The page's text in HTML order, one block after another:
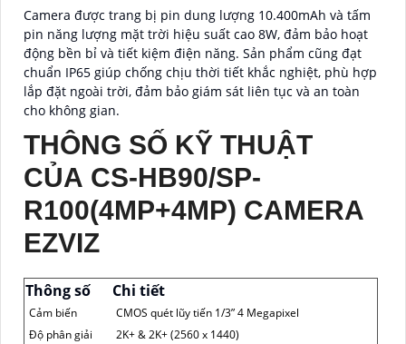
Camera được trang bị pin dung lượng 10.400mAh và tấm
pin năng lượng mặt trời hiệu suất cao 8W, đảm bảo hoạt
động bền bỉ và tiết kiệm điện năng. Sản phẩm cũng đạt
chuẩn IP65 giúp chống chịu thời tiết khắc nghiệt, phù hợp
lắp đặt ngoài trời, đảm bảo giám sát liên tục và an toàn
cho không gian.
THÔNG SỐ KỸ THUẬT
CỦA CS-HB90/SP-
R100(4MP+4MP) CAMERA
EZVIZ
Thông số Chi tiết
Cảm biến
CMOS quét lũy tiến 1/3” 4 Megapixel
Độ phân giải
2K+ & 2K+ (2560 x 1440)